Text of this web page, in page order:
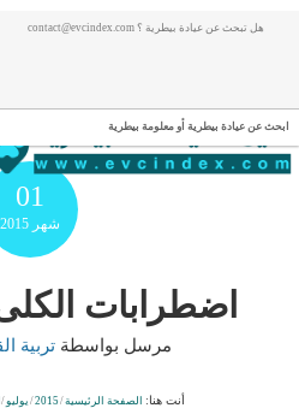
هل تبحث عن عيادة بيطرية ؟ contact@evcindex.com
ابحث عن عيادة بيطرية أو معلومة بيطرية
01
شهر 2015
اضطرابات
مرسل بواسطة تربية
أنت هنا: الصفحة الرئيسية/
2015
/ يوليو/